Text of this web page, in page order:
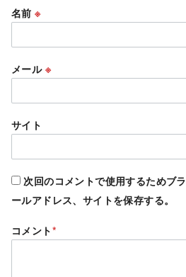
名前※
メール ※
サイト
次回のコメントで使用するためブ
ールアドレス、サイトを保存する。
コメント*